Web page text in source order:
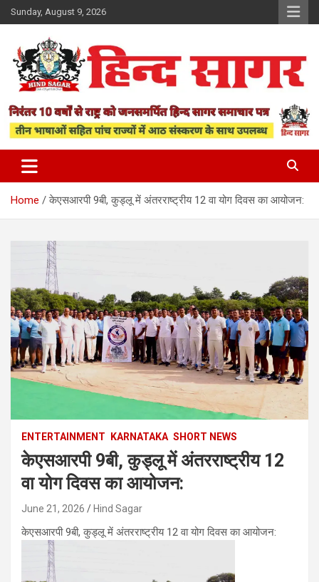
Skip
to
Sunday, August 9, 2026
Hind Sagar
Home केएसआरपी 9बी, कुड्लू में अंतरराष्ट्रीय 12 वा योग दिवस का आयोजन:
ENTERTAINMENT KARNATAKA SHORT NEWS
केएसआरपी 9बी, कुड्लू में अंतरराष्ट्रीय 12
वा योग दिवस का आयोजन:
June 21, 2026 Hind Sagar
केएसआरपी 9बी, कुड्लू में अंतरराष्ट्रीय 12 वा योग दिवस का आयोजन: